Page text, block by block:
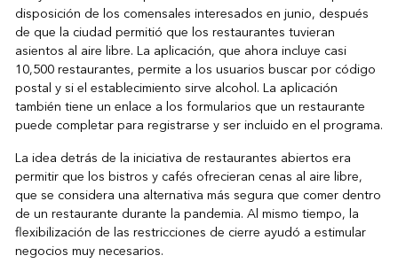
disposición de los comensales interesados en junio, después
de que la ciudad permitió que los restaurantes tuvieran
asientos al aire libre. La aplicación, que ahora incluye casi
10,500 restaurantes, permite a los usuarios buscar por código
postal y si el establecimiento sirve alcohol. La aplicación
también tiene un enlace a los formularios que un restaurante
puede completar para registrarse y ser incluido en el programa.
La idea detrás de la iniciativa de restaurantes abiertos era
permitir que los bistros y cafés ofrecieran cenas al aire libre,
que se considera una alternativa más segura que comer dentro
de un restaurante durante la pandemia. Al mismo tiempo, la
flexibilización de las restricciones de cierre ayudó a estimular
negocios muy necesarios.